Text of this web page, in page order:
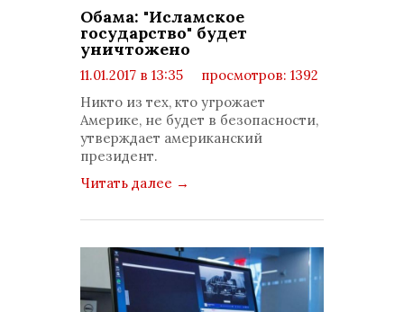
Обама: "Исламское
государство" будет
уничтожено
11.01.2017 в 13:35
просмотров: 1392
Никто из тех, кто угрожает
Америке, не будет в безопасности,
утверждает американский
президент.
Читать далее →